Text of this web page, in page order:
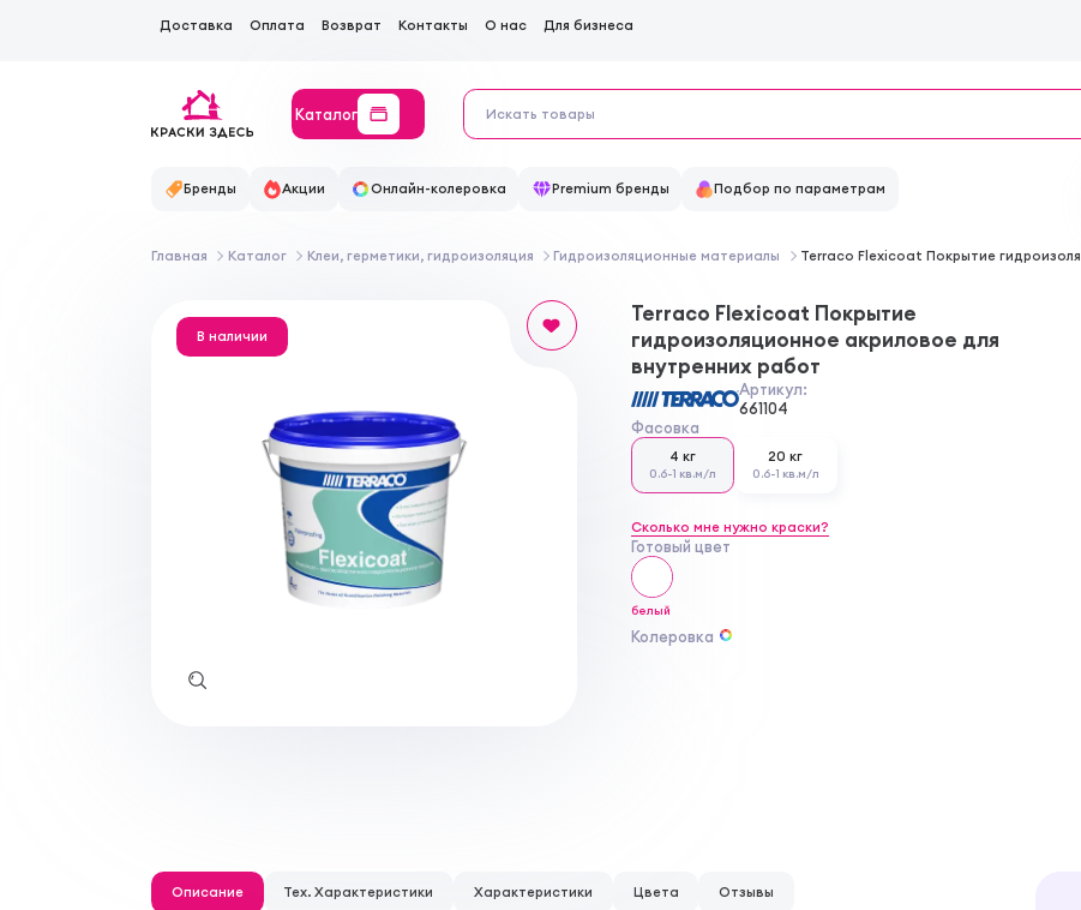
Доставка Оплата Возврат Контакты О нас Для бизнеса
Каталог
Бренды Акции Онлайн-колеровка Premium бренды Подбор по параметрам
Главная Каталог Клеи, герметики, гидроизоляция Гидроизоляционные материалы Terraco Flexicoat Покрытие
В наличии
Terraco Flexicoat Покрытие
гидроизоляционное акриловое для
внутренних работ
Артикул:
661104
Фасовка
4 кг
0.6-1 кв.м/л
20 кг
0.6-1 кв.м/л
Сколько мне нужно краски?
Готовый цвет
белый
Колеровка
Описание Тех. Характеристики Характеристики Цвета Отзывы